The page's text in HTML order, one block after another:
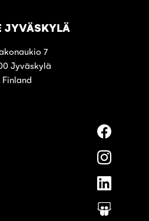
JYVÄSKYLÄ
7
Jyväskylä
Finland